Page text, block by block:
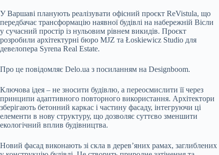
У Варшаві планують реалізувати офісний проєкт ReVistula, що
передбачає трансформацію наявної будівлі на набережній Вісли
у сучасний простір із нульовим рівнем викидів. Проєкт
розробили архітектурні бюро MJZ та Łoskiewicz Studio для
девелопера Syrena Real Estate.
Про це повідомляє Delo.ua з посиланням на Designboom.
Ключова ідея – не зносити будівлю, а переосмислити її через
принципи адаптивного повторного використання. Архітектори
зберігають бетонний каркас і частину фасаду, інтегруючи ці
елементи в нову структуру, що дозволяє суттєво зменшити
екологічний вплив будівництва.
Новий фасад виконають зі скла в дерев’яних рамах, заглиблених